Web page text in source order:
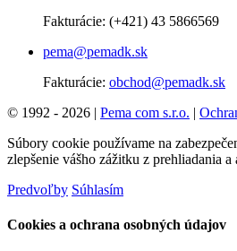
Fakturácie: (+421) 43 5866569
pema@pemadk.sk
Fakturácie: obchod@pemadk.sk
© 1992 - 2026 | Pema com s.r.o. |
Súbory cookie používame na
zlepšenie vášho zážitku z prehliadania a
Predvoľby Súhlasím
Cookies a ochrana osobných údajov